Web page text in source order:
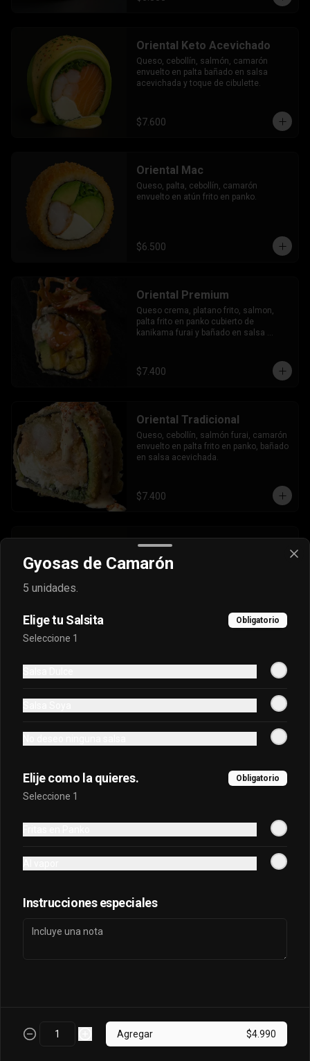
Oriental Keto Acevichado
Queso, cebollín, salmón, camarón
envuelto en palta bañado en salsa
acevichada y toque de cibulette.
$7.600
Oriental Mac
Queso, palta, cebollín, camarón
envuelto en atún frito en panko.
$6.500
Oriental Premium
Queso crema, platano frito, salmon,
palta frito en panko cubierto de
kanikama furai y bañado en salsa
$7.400
Oriental Tradicional
Queso, cebollín, salmón furai, camarón
envuelto en palta frito en panko, bañado
en salsa acevichada.
$7.400
Oriental Tuna Acevichado
Camaron Furai, palta, queso, cebollin
envuelto en atun y bañado en salsa
Osaka Oriental
acevichada, coronado con masago.
$7.800
en salmón y bañado en salsa
$7.800
Tori Oriental
Gyosas de Camarón
5 unidades.
Elige tu Salsita Obligatorio
Seleccione 1
Elije como la quieres. Obligatorio
Seleccione 1
Instrucciones especiales
Agregar $4.990